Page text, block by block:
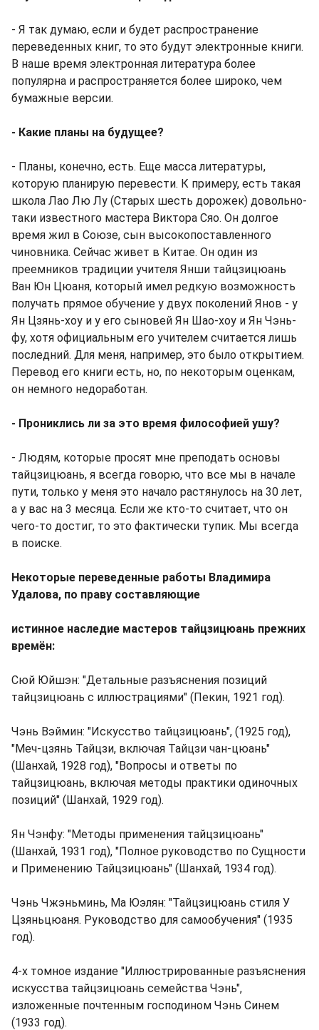
- Я так думаю, если и будет распространение
переведенных книг, то это будут электронные книги.
В наше время электронная литература более
популярна и распространяется более широко, чем
бумажные версии.
- Какие планы на будущее?
- Планы, конечно, есть. Еще масса литературы,
которую планирую перевести. К примеру, есть такая
школа Лао Лю Лу (Старых шесть дорожек) довольно-
таки известного мастера Виктора Сяо. Он долгое
время жил в Союзе, сын высокопоставленного
чиновника. Сейчас живет в Китае. Он один из
преемников традиции учителя Янши тайцзицюань
Ван Юн Цюаня, который имел редкую возможность
получать прямое обучение у двух поколений Янов - у
Ян Цзянь-хоу и у его сыновей Ян Шао-хоу и Ян Чэнь-
фу, хотя официальным его учителем считается лишь
последний. Для меня, например, это было открытием.
Перевод его книги есть, но, по некоторым оценкам,
он немного недоработан.
- Прониклись ли за это время философией ушу?
- Людям, которые просят мне преподать основы
тайцзицюань, я всегда говорю, что все мы в начале
пути, только у меня это начало растянулось на 30 лет,
а у вас на 3 месяца. Если же кто-то считает, что он
чего-то достиг, то это фактически тупик. Мы всегда
в поиске.
Некоторые переведенные работы Владимира
Удалова, по праву составляющие
истинное наследие мастеров тайцзицюань прежних
времён:
Сюй Юйшэн: "Детальные разъяснения позиций
тайцзицюань с иллюстрациями" (Пекин, 1921 год).
Чэнь Вэймин: "Искусство тайцзицюань", (1925 год),
"Меч-цзянь Тайцзи, включая Тайцзи чан-цюань"
(Шанхай, 1928 год), "Вопросы и ответы по
тайцзицюань, включая методы практики одиночных
позиций" (Шанхай, 1929 год).
Ян Чэнфу: "Методы применения тайцзицюань"
(Шанхай, 1931 год), "Полное руководство по Сущности
и Применению Тайцзицюань" (Шанхай, 1934 год).
Чэнь Чжэньминь, Ма Юэлян: "Тайцзицюань стиля У
Цзяньцюаня. Руководство для самообучения" (1935
год).
4-х томное издание "Иллюстрированные разъяснения
искусства тайцзицюань семейства Чэнь",
изложенные почтенным господином Чэнь Синем
(1933 год).